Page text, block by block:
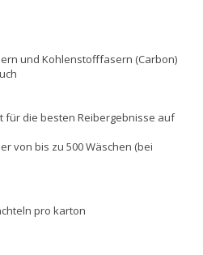
und Kohlenstofffasern (Carbon)
für die besten Reibergebnisse auf
von bis zu 500 Wäschen (bei
pro karton